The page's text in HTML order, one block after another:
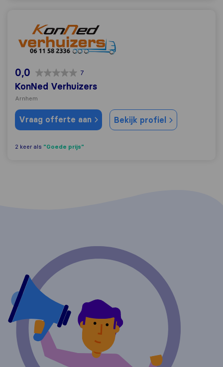
KonNed Verhuizers
0,0 7
KonNed Verhuizers
Arnhem
Vraag offerte aan Bekijk profiel
2 keer als "Goede prijs"